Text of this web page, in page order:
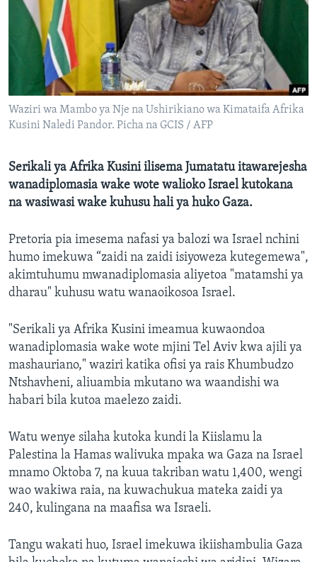
Waziri wa Mambo ya Nje na Ushirikiano wa Kimataifa Afrika
Kusini Naledi Pandor. Picha na GCIS / AFP
Serikali ya Afrika Kusini ilisema Jumatatu itawarejesha
wanadiplomasia wake wote walioko Israel kutokana
na wasiwasi wake kuhusu hali ya huko Gaza.
Pretoria pia imesema nafasi ya balozi wa Israel nchini
humo imekuwa “zaidi na zaidi isiyoweza kutegemewa",
akimtuhumu mwanadiplomasia aliyetoa "matamshi ya
dharau" kuhusu watu wanaoikosoa Israel.
"Serikali ya Afrika Kusini imeamua kuwaondoa
wanadiplomasia wake wote mjini Tel Aviv kwa ajili ya
mashauriano," waziri katika ofisi ya rais Khumbudzo
Ntshavheni, aliuambia mkutano wa waandishi wa
habari bila kutoa maelezo zaidi.
Watu wenye silaha kutoka kundi la Kiislamu la
Palestina la Hamas walivuka mpaka wa Gaza na Israel
mnamo Oktoba 7, na kuua takriban watu 1,400, wengi
wao wakiwa raia, na kuwachukua mateka zaidi ya
240, kulingana na maafisa wa Israeli.
Tangu wakati huo, Israel imekuwa ikiishambulia Gaza